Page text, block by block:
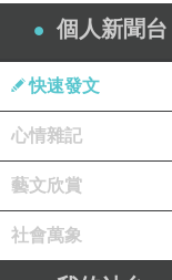
http://
個人新聞台
快速發文
心情雜記
藝文欣賞
社會萬象